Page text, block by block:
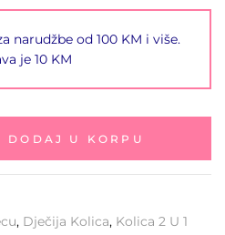
narudžbe od 100 KM i više.
je 10 KM
DODAJ U KORPU
, Dječija Kolica, Kolica 2 U 1